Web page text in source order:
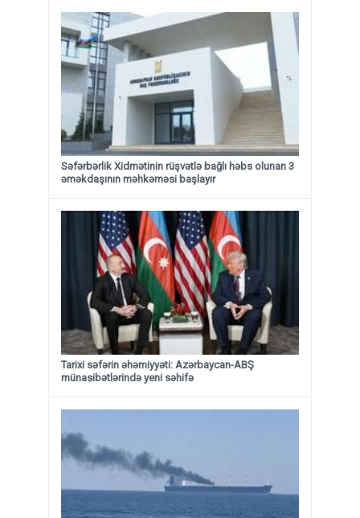
Səfərbərlik Xidmətinin rüşvətlə bağlı həbs olunan 3
əməkdaşının məhkəməsi başlayır
Tarixi səfərin əhəmiyyəti: Azərbaycan-ABŞ
münasibətlərində yeni səhifə